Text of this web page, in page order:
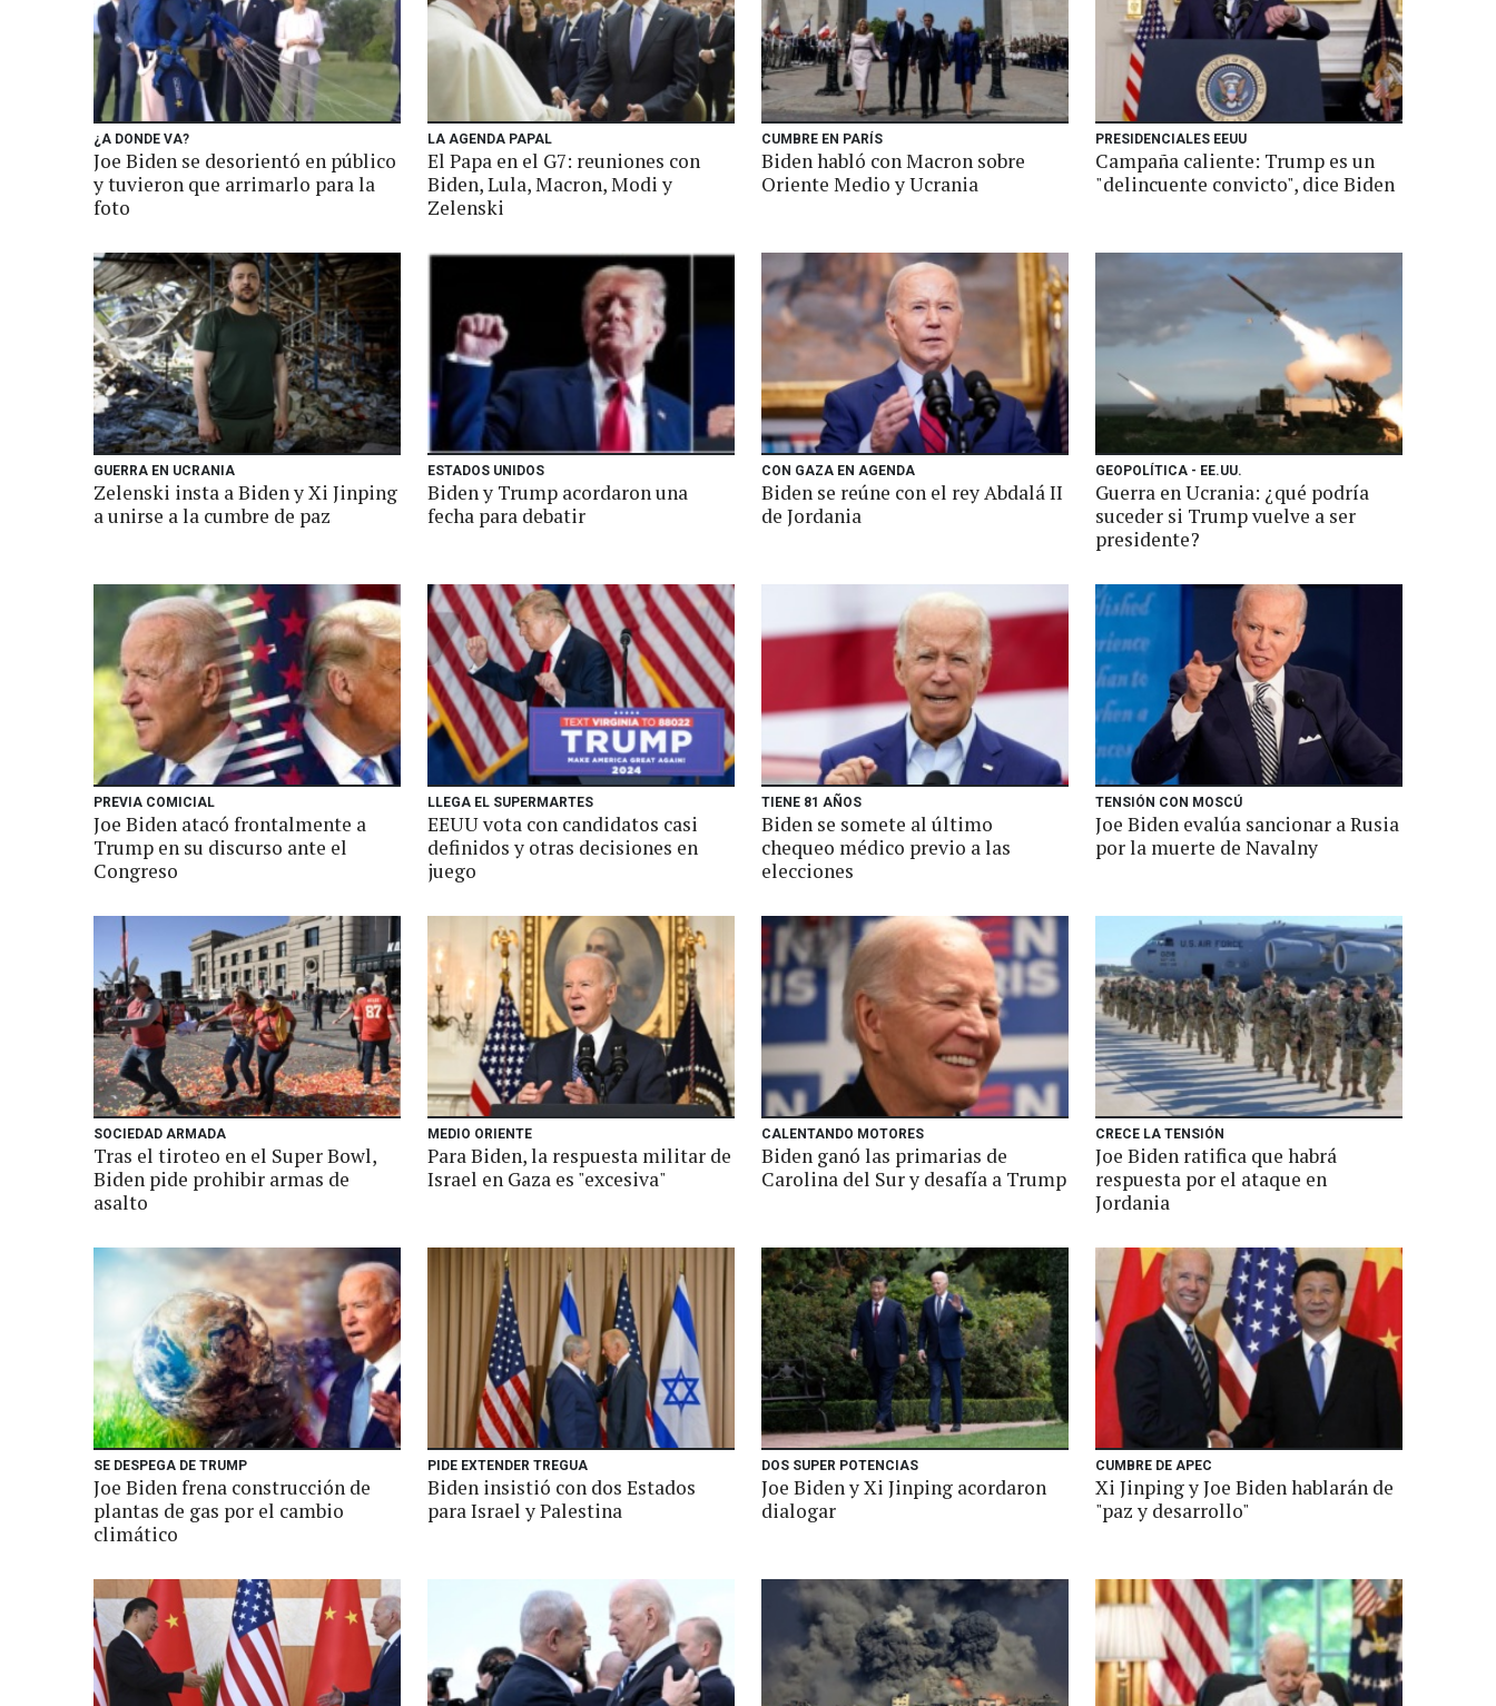
¿A DONDE VA?
Joe Biden se desorientó en público
y tuvieron que arrimarlo para la
foto
LA AGENDA PAPAL
El Papa en el G7: reuniones con
Biden, Lula, Macron, Modi y
Zelenski
CUMBRE EN PARÍS
Biden habló con Macron sobre
Oriente Medio y Ucrania
PRESIDENCIALES EEUU
Campaña caliente: Trump es un
"delincuente convicto", dice Biden
GUERRA EN UCRANIA
Zelenski insta a Biden y Xi Jinping
a unirse a la cumbre de paz
ESTADOS UNIDOS
Biden y Trump acordaron una
fecha para debatir
CON GAZA EN AGENDA
Biden se reúne con el rey Abdalá II
de Jordania
GEOPOLÍTICA - EE.UU.
Guerra en Ucrania: ¿qué podría
suceder si Trump vuelve a ser
presidente?
PREVIA COMICIAL
Joe Biden atacó frontalmente a
Trump en su discurso ante el
Congreso
LLEGA EL SUPERMARTES
EEUU vota con candidatos casi
definidos y otras decisiones en
juego
TIENE 81 AÑOS
Biden se somete al último
chequeo médico previo a las
elecciones
TENSIÓN CON MOSCÚ
Joe Biden evalúa sancionar a Rusia
por la muerte de Navalny
SOCIEDAD ARMADA
Tras el tiroteo en el Super Bowl,
Biden pide prohibir armas de
asalto
MEDIO ORIENTE
Para Biden, la respuesta militar de
Israel en Gaza es "excesiva"
CALENTANDO MOTORES
Biden ganó las primarias de
Carolina del Sur y desafía a Trump
CRECE LA TENSIÓN
Joe Biden ratifica que habrá
respuesta por el ataque en
Jordania
SE DESPEGA DE TRUMP
Joe Biden frena construcción de
plantas de gas por el cambio
climático
PIDE EXTENDER TREGUA
Biden insistió con dos Estados
para Israel y Palestina
DOS SUPER POTENCIAS
Joe Biden y Xi Jinping acordaron
dialogar
CUMBRE DE APEC
Xi Jinping y Joe Biden hablarán de
"paz y desarrollo"